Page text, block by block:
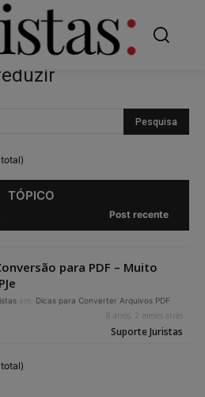
TÓPICO
Post recente
para PDF – Muito
em: Dicas para Converter Arquivos PDF
8 anos, 2 meses atrás
Suporte Juristas